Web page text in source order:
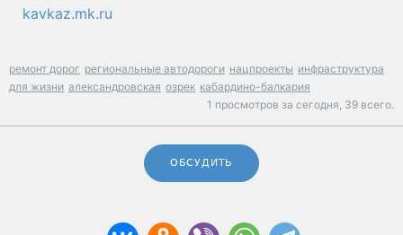
kavkaz.mk.ru
ремонт дорог региональные автодороги нацпроекты инфраструктура
для жизни александровская озрек кабардино-балкария
1 просмотров за сегодня, 39 всего.
ОБСУДИТЬ